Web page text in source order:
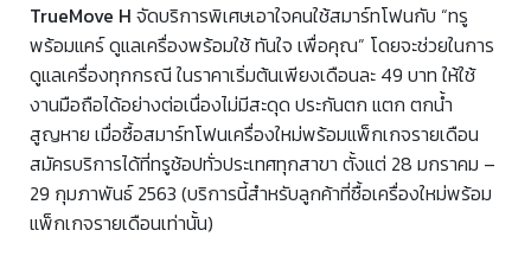
TrueMove H จัดบริการพิเศษเอาใจคนใช้สมาร์ทโฟนกับ “ทรู
พร้อมแคร์ ดูแลเครื่องพร้อมใช้ ทันใจ เพื่อคุณ” โดยจะช่วยในการ
ดูแลเครื่องทุกกรณี ในราคาเริ่มต้นเพียงเดือนละ 49 บาท ให้ใช้
งานมือถือได้อย่างต่อเนื่องไม่มีสะดุด ประกันตก แตก ตกน้ำ
สูญหาย เมื่อซื้อสมาร์ทโฟนเครื่องใหม่พร้อมแพ็กเกจรายเดือน
สมัครบริการได้ที่ทรูช้อปทั่วประเทศทุกสาขา ตั้งแต่ 28 มกราคม –
29 กุมภาพันธ์ 2563 (บริการนี้สำหรับลูกค้าที่ซื้อเครื่องใหม่พร้อม
แพ็กเกจรายเดือนเท่านั้น)